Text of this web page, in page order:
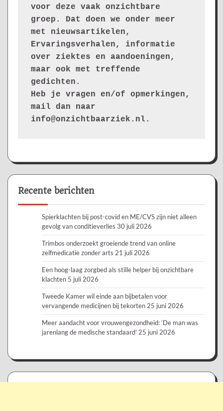
voor deze vaak onzichtbare
groep. Dat doen we onder meer
met nieuwsartikelen,
Ervaringsverhalen, informatie
over ziektes en aandoeningen,
maar ook met treffende
gedichten.
Heb je vragen en/of opmerkingen,
mail dan naar
info@onzichtbaarziek.nl.
Recente berichten
Spierklachten bij post-covid en ME/CVS zijn niet alleen
gevolg van conditieverlies 30 juli 2026
Trimbos onderzoekt groeiende trend van online
zelfmedicatie zonder arts 21 juli 2026
Een hoog-laag zorgbed als stille helper bij onzichtbare
klachten 5 juli 2026
Tweede Kamer wil einde aan bijbetalen voor
vervangende medicijnen bij tekorten 25 juni 2026
Meer aandacht voor vrouwengezondheid: ‘De man was
jarenlang de medische standaard’ 25 juni 2026